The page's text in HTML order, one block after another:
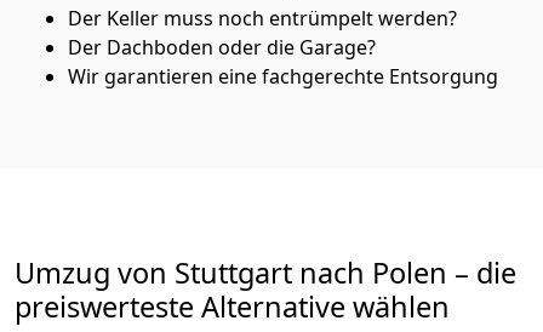
Der Keller muss noch entrümpelt werden?
Der Dachboden oder die Garage?
Wir garantieren eine fachgerechte Entsorgung
Umzug von Stuttgart nach Polen – die
preiswerteste Alternative wählen